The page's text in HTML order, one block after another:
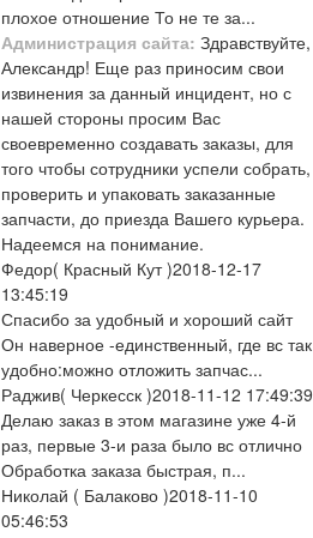
плохое отношение То не те за...
Администрация сайта: Здравствуйте,
Александр! Еще раз приносим свои
извинения за данный инцидент, но с
нашей стороны просим Вас
своевременно создавать заказы, для
того чтобы сотрудники успели собрать,
проверить и упаковать заказанные
запчасти, до приезда Вашего курьера.
Надеемся на понимание.
Федор( Красный Кут )2018-12-17
13:45:19
Спасибо за удобный и хороший сайт
Он наверное -единственный, где вс так
удобно:можно отложить запчас...
Раджив( Черкесск )2018-11-12 17:49:39
Делаю заказ в этом магазине уже 4-й
раз, первые 3-и раза было вс отлично
Обработка заказа быстрая, п...
Николай ( Балаково )2018-11-10
05:46:53